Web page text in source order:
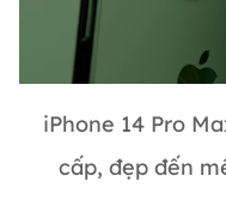
iPhone 14 Pro
cấp, đẹp đến